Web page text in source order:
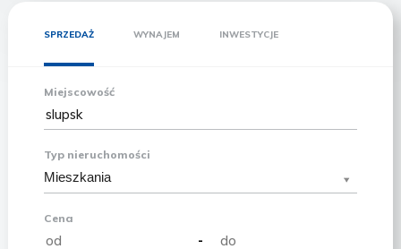
SPRZEDAŻ WYNAJEM INWESTYCJE
Miejscowość
Typ nieruchomości
Mieszkania
Cena
-